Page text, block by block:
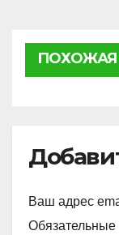
ПОХОЖАЯ
Ваш адрес